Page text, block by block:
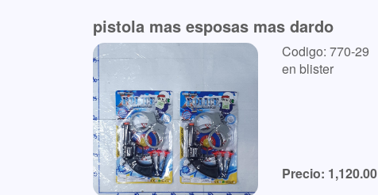
pistola mas esposas mas dardo
Codigo: 770-29
en blister
Precio: 1,120.00